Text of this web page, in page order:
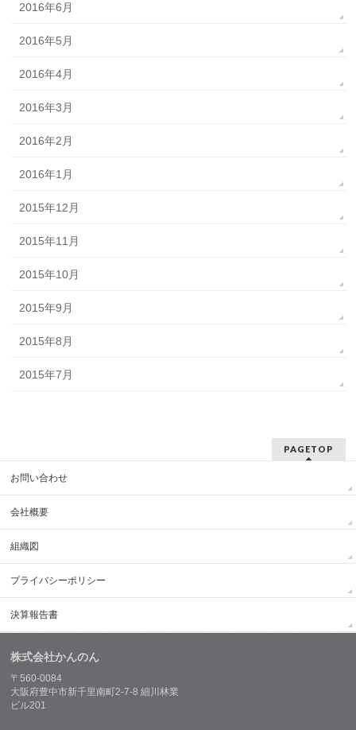
2016年6月
2016年5月
2016年4月
2016年3月
2016年2月
2016年1月
2015年12月
2015年11月
2015年10月
2015年9月
2015年8月
2015年7月
PAGETOP
お問い合わせ
会社概要
組織図
プライバシーポリシー
決算報告書
株式会社かんのん
〒560-0084
大阪府豊中市新千里南町2-7-8 細川林業
ビル201